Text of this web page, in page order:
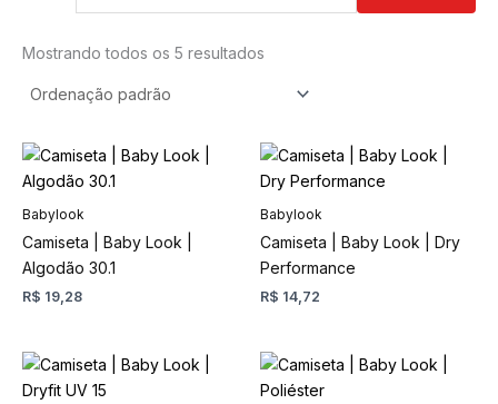
Mostrando todos os 5 resultados
Babylook
Camiseta | Baby Look |
Algodão 30.1
R$ 19,28
Este
produto
tem
As
opções
ser
escolhidas
Babylook
Camiseta | Baby Look | Dry
Performance
R$ 14,72
Este
produto
tem
opções
ser
escolhidas
Este
produto
Este
produto